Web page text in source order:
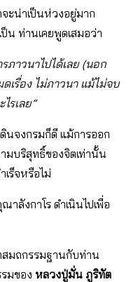
ะน่าเป็นห่วงอยู่มาก
น ท่านเคยพูดเสมอว่า
ภาวนาไปได้เลย (นอก
เรื่อง ไม่ภาวนา แม้ไม่จบ
รเลย”
นจงกรมก็ดี แม้การออก
มบริสุทธิ์ของจิตเท่านั้น
เร็จหรือไม่
ลังกาโร ดําเนินไปเพื่อ
สมถกรรมฐานกับท่าน
มของ หลวงปู่มั่น ภูริทัต